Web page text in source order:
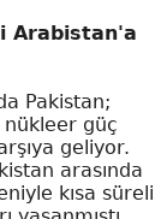
Arabistan'a
Pakistan;
nükleer güç
geliyor.
arasında
kısa süreli